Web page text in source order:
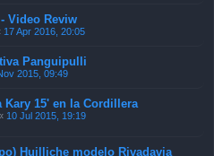
Video Reviw
17 Apr 2016, 20:05
Panguipulli
2015, 09:49
Kary 15' en la Cordillera
10 Jul 2015, 19:19
Huilliche modelo Rivadavia